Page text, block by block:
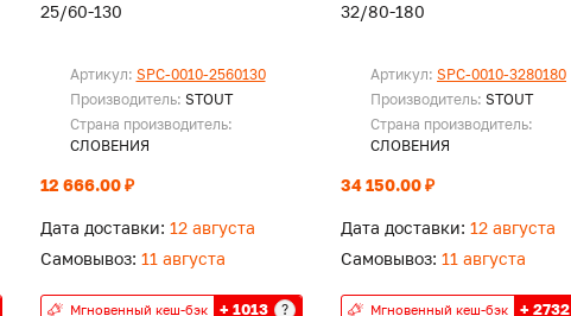
25/60-130
Артикул: SPC-0010-2560130
Производитель: STOUT
Страна производитель:
СЛОВЕНИЯ
12 666.00 ₽
Дата доставки: 12 августа
Самовывоз: 11 августа
Мгновенный кеш-бэк + 1013 ?
32/80-180
Артикул: SPC-0010-3280180
Производитель: STOUT
Страна производитель:
СЛОВЕНИЯ
34 150.00 ₽
Дата доставки: 12 августа
Самовывоз: 11 августа
Мгновенный кеш-бэк + 2732